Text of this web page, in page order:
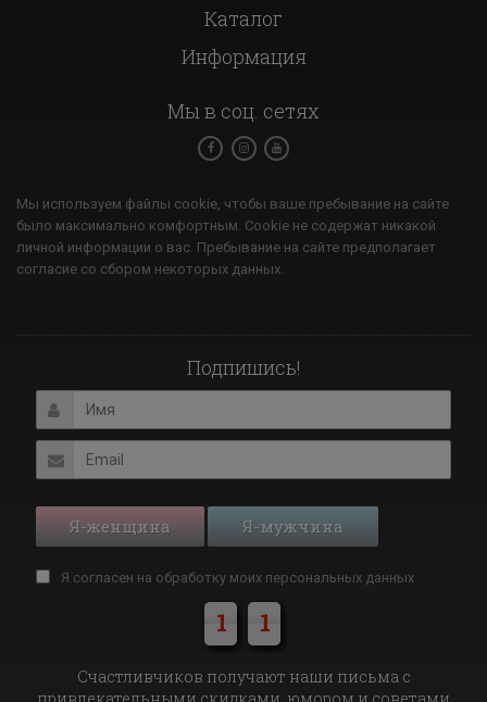
Каталог
Информация
Мы в соц. сетях
Мы используем файлы cookie, чтобы ваше пребывание на сайте
было максимально комфортным. Cookie не содержат никакой
личной информации о вас. Пребывание на сайте предполагает
согласие со сбором некоторых данных.
Подпишись!
Я-женщина Я-мужчина
Я согласен на обработку моих персональных данных
1 1
Cчастливчиков получают наши письма с